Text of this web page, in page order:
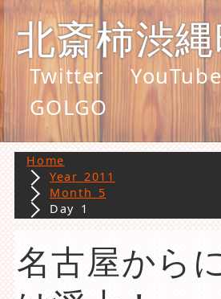
北斎柿渋
Twitter YouTube
GOLGO
Home
Year 2011
Month 5
Day 1
名古屋から